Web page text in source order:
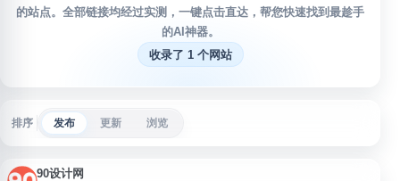
的站点。全部链接均经过实测，一键点击直达，帮您快速找到最趁手
的AI神器。
收录了 1 个网站
排序 发布 更新 浏览
90设计网